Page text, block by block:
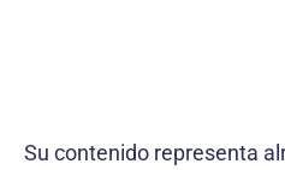
Su contenido representa